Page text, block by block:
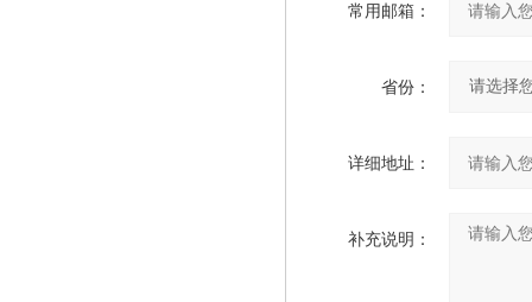
常用邮箱：
省份：
详细地址：
补充说明：